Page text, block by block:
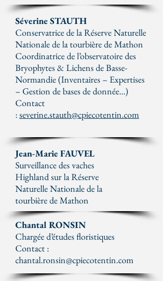
Séverine STAUTH
Conservatrice de la Réserve Naturelle
Nationale de la tourbière de Mathon
Coordinatrice de l’observatoire des
Bryophytes & Lichens de Basse-
Normandie (Inventaires – Expertises
– Gestion de bases de donnée…)
Contact
:severine.stauth@cpiecotentin.com
Jean-Marie FAUVEL
Surveillance des vaches
Highland sur la Réserve
Naturelle Nationale de la
tourbière de Mathon
Chantal RONSIN
Chargée d’études floristiques
Contact :
chantal.ronsin@cpiecotentin.com